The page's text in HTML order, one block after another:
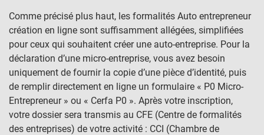
Comme précisé plus haut, les formalités Auto entrepreneur
création en ligne sont suffisamment allégées, simplifiées
pour ceux qui souhaitent créer une auto-entreprise. Pour la
déclaration d’une micro-entreprise, vous avez besoin
uniquement de fournir la copie d’une pièce d’identité, puis
de remplir directement en ligne un formulaire « P0 Micro-
Entrepreneur » ou « Cerfa P0 ». Après votre inscription,
votre dossier sera transmis au CFE (Centre de formalités
des entreprises) de votre activité : CCI (Chambre de